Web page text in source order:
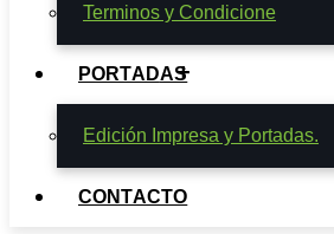
Terminos y Condicione
PORTADAS
Edición Impresa y Portadas.
CONTACTO